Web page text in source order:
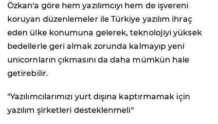
Özkan'a göre hem yazılımcıyı hem de işvereni
koruyan düzenlemeler ile Türkiye yazılım ihraç
eden ülke konumuna gelerek, teknolojiyi yüksek
bedellerle geri almak zorunda kalmayıp yeni
unicornların çıkmasını da daha mümkün hale
getirebilir.
"Yazılımcılarımızı yurt dışına kaptırmamak için
yazılım şirketleri desteklenmeli"